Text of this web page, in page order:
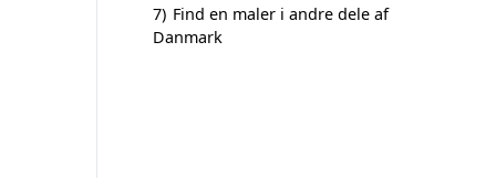
7) Find en maler i andre dele af
Danmark